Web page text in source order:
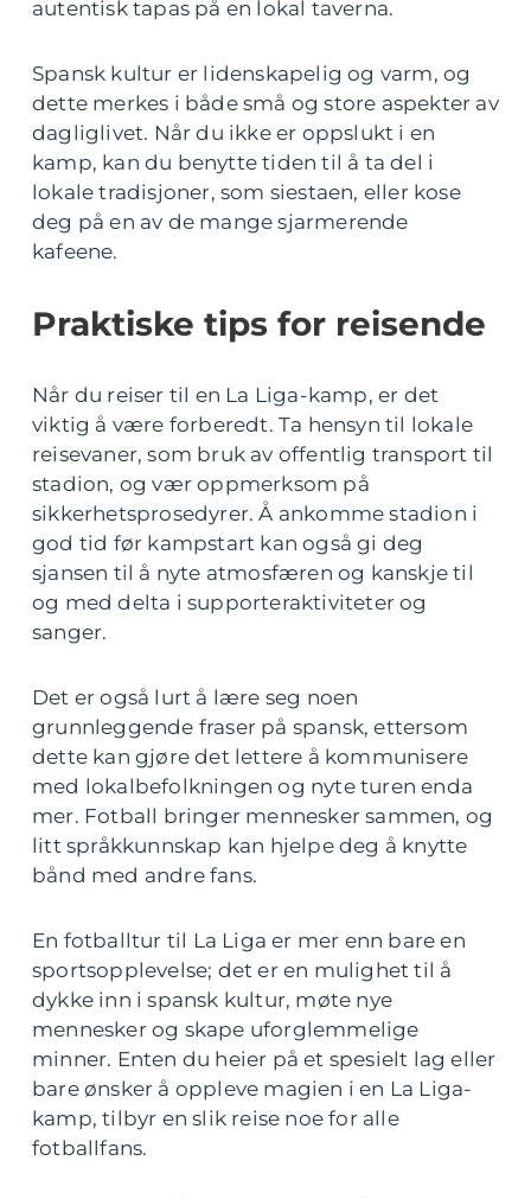
autentisk tapas på en lokal taverna.
Spansk kultur er lidenskapelig og varm, og
dette merkes i både små og store aspekter av
dagliglivet. Når du ikke er oppslukt i en
kamp, kan du benytte tiden til å ta del i
lokale tradisjoner, som siestaen, eller kose
deg på en av de mange sjarmerende
kafeene.
Praktiske tips for reisende
Når du reiser til en La Liga-kamp, er det
viktig å være forberedt. Ta hensyn til lokale
reisevaner, som bruk av offentlig transport til
stadion, og vær oppmerksom på
sikkerhetsprosedyrer. Å ankomme stadion i
god tid før kampstart kan også gi deg
sjansen til å nyte atmosfæren og kanskje til
og med delta i supporteraktiviteter og
sanger.
Det er også lurt å lære seg noen
grunnleggende fraser på spansk, ettersom
dette kan gjøre det lettere å kommunisere
med lokalbefolkningen og nyte turen enda
mer. Fotball bringer mennesker sammen, og
litt språkkunnskap kan hjelpe deg å knytte
bånd med andre fans.
En fotballtur til La Liga er mer enn bare en
sportsopplevelse; det er en mulighet til å
dykke inn i spansk kultur, møte nye
mennesker og skape uforglemmelige
minner. Enten du heier på et spesielt lag eller
bare ønsker å oppleve magien i en La Liga-
kamp, tilbyr en slik reise noe for alle
fotballfans.